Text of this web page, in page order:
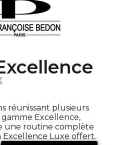
réunissant plusieurs
Excellence,
une routine complète
Excellence Luxe offert.